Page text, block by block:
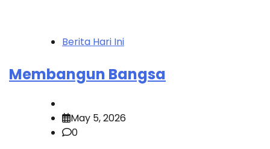
Berita Hari Ini
Membangun Bangsa
May 5, 2026
0